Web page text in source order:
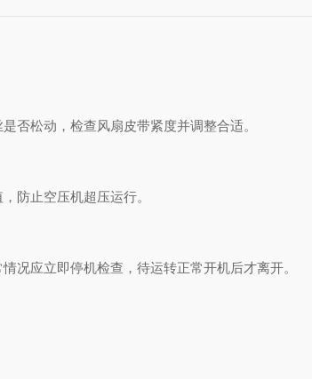
否松动，检查风扇皮带紧度并调整合适。
防止空压机超压运行。
况应立即停机检查，待运转正常开机后才离开。